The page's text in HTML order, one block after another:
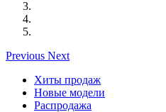
Previous Next
Хиты продаж
Новые модели
Распродажа